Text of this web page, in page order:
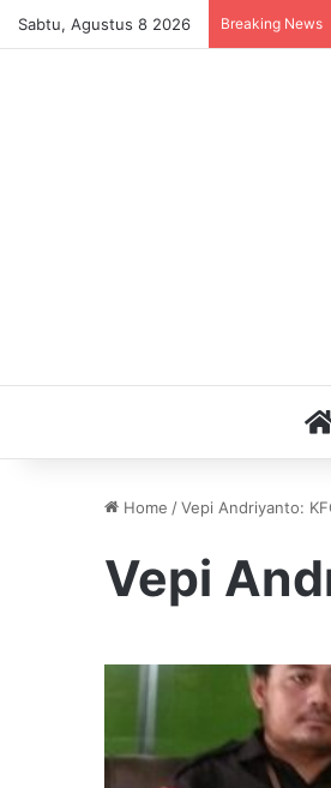
Sabtu, Agustus 8 2026 Breaking News
Home /Vepi Andriyanto:
Vepi